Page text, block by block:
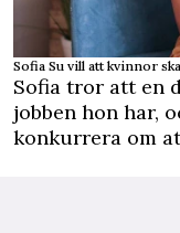
Sofia Su vill att kvinnor
Sofia tror att en
jobben hon har,
konkurrera om